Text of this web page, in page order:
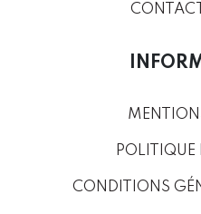
POLITIQUE
CONDITIONS